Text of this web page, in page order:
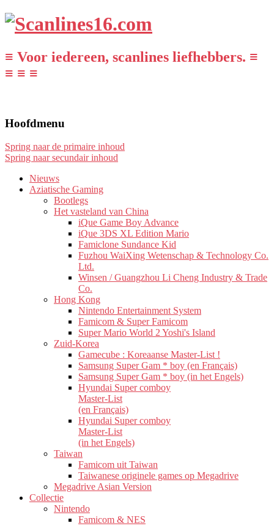
≡ Voor iedereen, scanlines liefhebbers. ≡
≡ ≡ ≡
Hoofdmenu
Spring naar de primaire inhoud
Spring naar secundair inhoud
Nieuws
Aziatische Gaming
Bootlegs
Het vasteland van China
iQue Game Boy Advance
iQue 3DS XL Edition Mario
Famiclone Sundance Kid
Fuzhou WaiXing Wetenschap & Technology Co.
Ltd.
Winsen / Guangzhou Li Cheng Industry & Trade
Co.
Hong Kong
Nintendo Entertainment System
Famicom & Super Famicom
Super Mario World 2 Yoshi's Island
Zuid-Korea
Gamecube : Koreaanse Master-List !
Samsung Super Gam * boy (en Français)
Samsung Super Gam * boy (in het Engels)
Hyundai Super comboy
Master-List
(en Français)
Hyundai Super comboy
Master-List
(in het Engels)
Taiwan
Famicom uit Taiwan
Taiwanese originele games op Megadrive
Megadrive Asian Version
Collectie
Nintendo
Famicom & NES